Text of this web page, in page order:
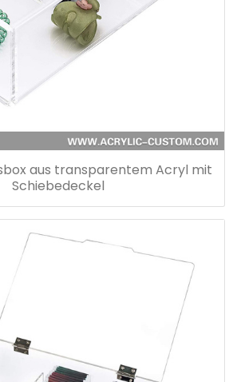
aus transparentem Acryl mit
Schiebedeckel